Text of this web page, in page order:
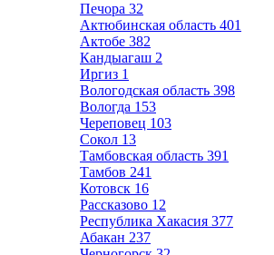
Печора 32
Актюбинская область 401
Актобе 382
Кандыагаш 2
Иргиз 1
Вологодская область 398
Вологда 153
Череповец 103
Сокол 13
Тамбовская область 391
Тамбов 241
Котовск 16
Рассказово 12
Республика Хакасия 377
Абакан 237